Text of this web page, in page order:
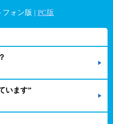
ォン版 | PC版
ています”